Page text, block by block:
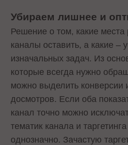
Убираем лишнее и
Решение о том, какие
каналы оставить, а какие –
изначальных задач. Из
которые всегда нужно
можно выделить конверсии
досмотров. Если оба
канал точно можно
тематик канала и
однозначно. Зачастую